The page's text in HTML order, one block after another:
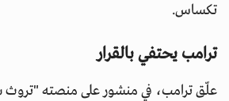
تكساس.
ترامب يحتفي بالقرار
علّق ترامب، في منشور على منصته